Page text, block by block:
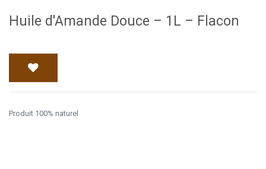
Huile d'Amande Douce – 1L – Flacon
Produit 100% naturel